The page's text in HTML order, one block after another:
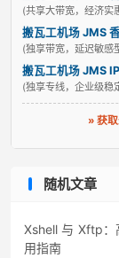
(共享大带宽，经济实
搬瓦工机场 JMS
(独享带宽，延迟敏
搬瓦工机场 JMS
(独享专线，企业级稳
» 获
随机文章
Xshell 与 Xftp：
用指南